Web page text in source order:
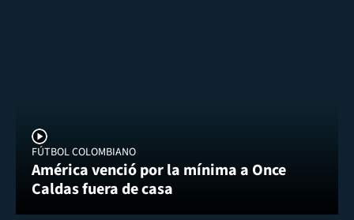
FÚTBOL COLOMBIANO
América venció por la mínima a Once
Caldas fuera de casa